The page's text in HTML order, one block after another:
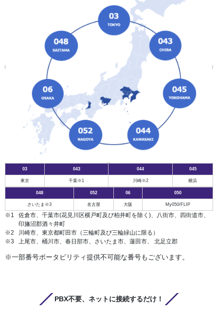
03 043 044 045
東京 千葉※1 川崎※2 横浜
048 052 06 050
さいたま※3 名古屋 大阪 My050/FLIP
佐倉市、千葉市(花見川区横戸町及び柏井町を除く)、八街市、四街道市、
印旛沼郡酒々井町
川崎市、東京都町田市（三輪町及び三輪緑山に限る）
上尾市、桶川市、春日部市、さいたま市、蓮田市、 北足立郡
※一部番号ポータビリティ提供不可能な番号もございます。
PBX不要、ネットに接続するだけ！